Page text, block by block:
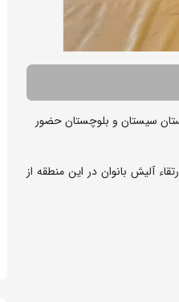
این رشته به منظور برگزاری اردوی آموزشی 10 روزه، دیروز در استان سیستان و بلوچستان حضور
آلیش بانوان در این منطقه از